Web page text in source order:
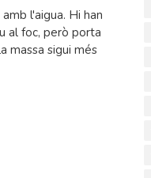
l'aigua. Hi han
al foc, però porta
massa sigui més